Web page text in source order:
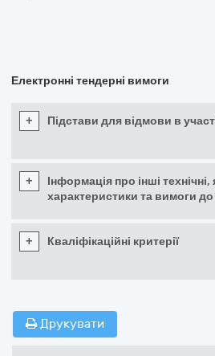
Електронні тендерні вимоги
+ Підстави для відмови в
+
Інформація про інші технічні,
характеристики та вимоги
+ Кваліфікаційні критерії
Друкувати